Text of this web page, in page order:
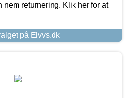
nem returnering. Klik her for at
på Elvvs.dk